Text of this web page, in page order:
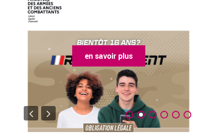
en savoir plus